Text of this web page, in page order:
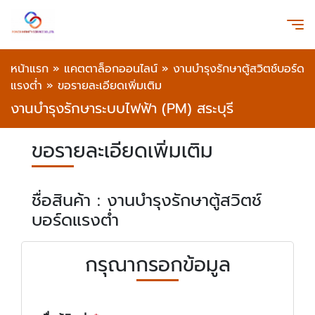
หน้าแรก » แคตตาล็อกออนไลน์ » งานบำรุงรักษาตู้สวิตช์บอร์ด
แรงต่ำ » ขอรายละเอียดเพิ่มเติม
งานบำรุงรักษาระบบไฟฟ้า (PM) สระบุรี
ขอรายละเอียดเพิ่มเติม
ชื่อสินค้า : งานบำรุงรักษาตู้สวิตช์
บอร์ดแรงต่ำ
กรุณากรอกข้อมูล